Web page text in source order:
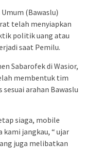
(Bawaslu)
telah menyiapkan
politik uang atau
saat Pemilu.
Sabarofek di Wasior,
membentuk tim
arahan Bawaslu
siaga, mobile
kami jangkau, “ ujar
juga melibatkan